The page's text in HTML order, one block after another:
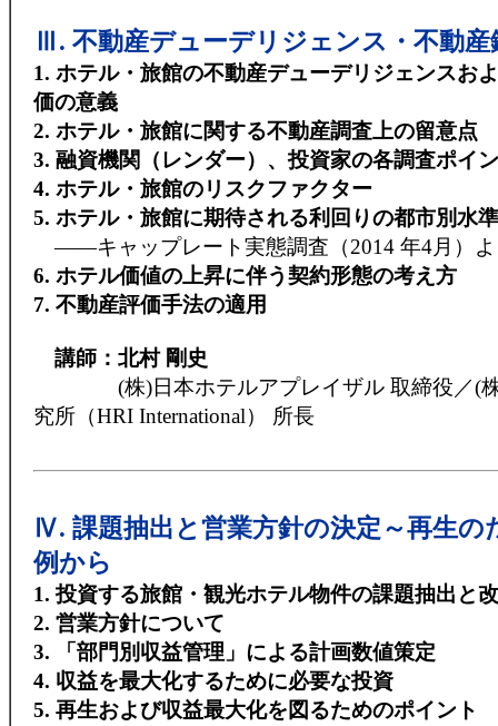
Ⅲ. 不動産デューデリジェンス・不動産
1. ホテル・旅館の不動産デューデリジェンスお
価の意義
2. ホテル・旅館に関する不動産調査上の留意点
3. 融資機関（レンダー）、投資家の各調査ポイ
4. ホテル・旅館のリスクファクター
5. ホテル・旅館に期待される利回りの都市別水
――キャップレート実態調査（2014 年4月）
6. ホテル価値の上昇に伴う契約形態の考え方
7. 不動産評価手法の適用
講師：北村 剛史
(株)日本ホテルアプレイザル 取締役／(株
究所（HRI International） 所長
Ⅳ. 課題抽出と営業方針の決定～再生の
例から
1. 投資する旅館・観光ホテル物件の課題抽出と
2. 営業方針について
3. 「部門別収益管理」による計画数値策定
4. 収益を最大化するために必要な投資
5. 再生および収益最大化を図るためのポイント